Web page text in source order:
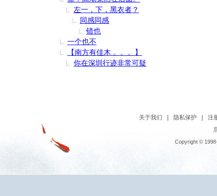
左一，下，黑衣者？
同感同感
错也
一个也不
【南方有佳木 。。。】
你在深圳行迹非常可疑
关于我们 隐私保护
注
Copyright ©